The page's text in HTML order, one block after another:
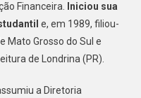
Financeira.
Iniciou sua
e, em 1989, filiou-
Mato Grosso do Sul e
de Londrina (PR).
a Diretoria